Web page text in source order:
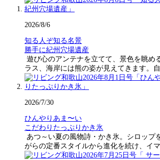
2026/8/6
知る人ぞ知る名景
勝手に紀州穴場遺産
遊び心のアンテナを立てて、景色を眺め
ラス、海岸には熊の姿が見えてきます。
2026/7/30
ひんやりあま〜い
こだわりたっぷりかき氷
あつ～い夏の風物詩・かき氷。シロップ
がらの定番スタイルから進化を続け、イ